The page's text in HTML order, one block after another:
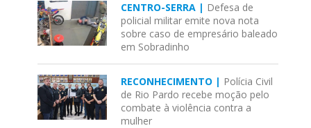
CENTRO-SERRA | Defesa de
policial militar emite nova nota
sobre caso de empresário baleado
em Sobradinho
RECONHECIMENTO | Polícia Civil
de Rio Pardo recebe moção pelo
combate à violência contra a
mulher